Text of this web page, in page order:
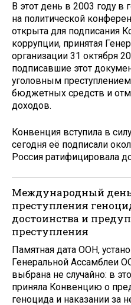
В этот день в 2003 году
на политической
открыта для подписания
коррупции, принятая
организации 31 октября
подписавшие этот
уголовным
бюджетных средств и
доходов.
Конвенция вступила в
сегодня её подписали
Россия ратифицировала
Международный
преступления
достоинства и
преступления
Памятная дата ООН,
Генеральной Ассамблеи
выбрана не случайно: в
приняла Конвенцию о
геноцида и наказании за